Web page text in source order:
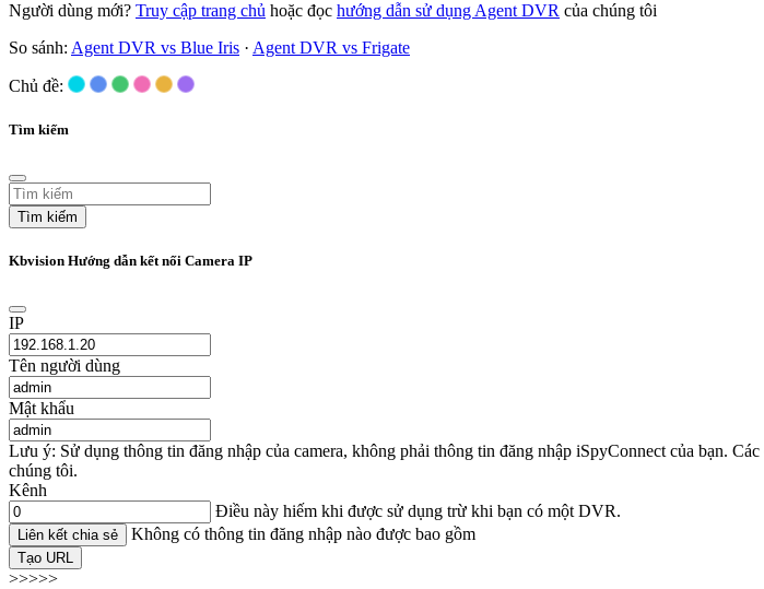
Người dùng mới? Truy cập trang chủ hoặc đọc hướng dẫn sử dụng Agent DVR của chúng tôi
So sánh: Agent DVR vs Blue Iris · Agent DVR vs Frigate
Chủ đề:
Tìm kiếm
Tìm kiếm
Kbvision Hướng dẫn kết nối Camera IP
IP
Tên người dùng
Mật khẩu
Lưu ý: Sử dụng thông tin đăng nhập của camera, không phải thông tin đăng nhập iSpyConnect của bạn.
chúng tôi.
Kênh
Điều này hiếm khi được sử dụng trừ khi bạn có một DVR.
Liên kết chia sẻ Không có thông tin đăng nhập nào được bao gồm
Tạo URL
>>>>>